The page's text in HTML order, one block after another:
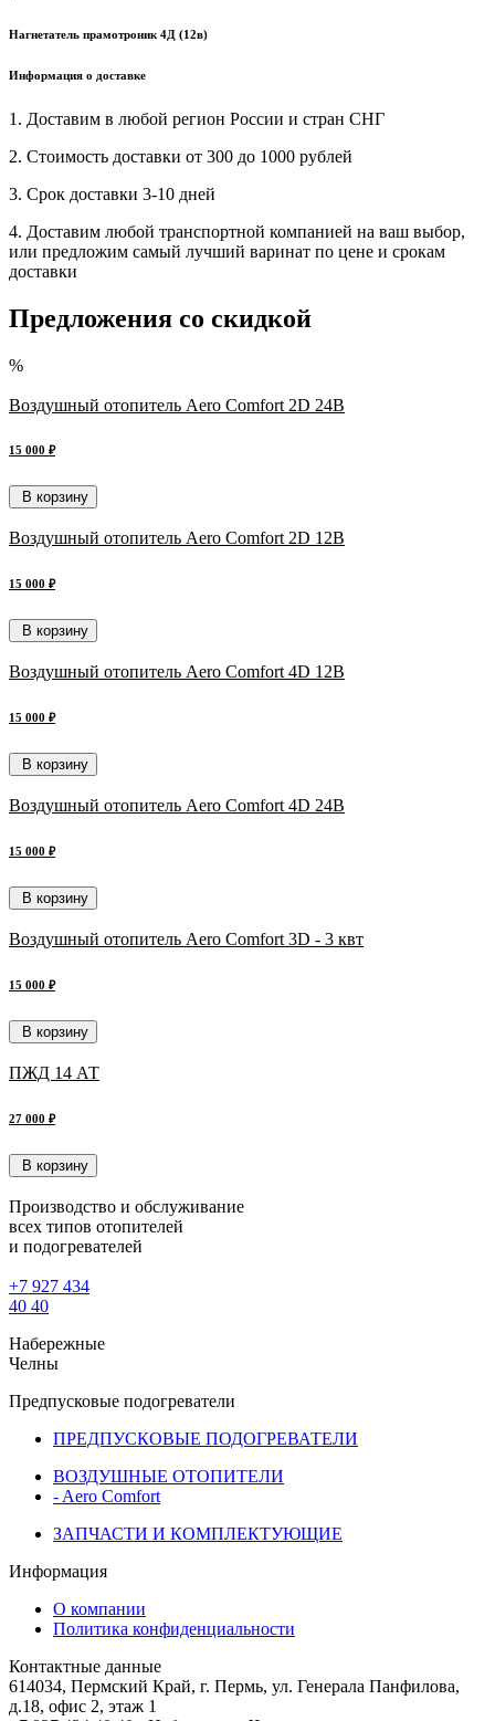
Нагнетатель прамотроник 4Д (12в)
Информация о доставке
1. Доставим в любой регион России и стран СНГ
2. Стоимость доставки от 300 до 1000 рублей
3. Срок доставки 3-10 дней
4. Доставим любой транспортной компанией на ваш выбор,
или предложим самый лучший варинат по цене и срокам
доставки
Предложения со скидкой
%
Воздушный отопитель Aero Comfort 2D 24В
15 000 ₽
В корзину
Воздушный отопитель Aero Comfort 2D 12В
15 000 ₽
В корзину
Воздушный отопитель Aero Comfort 4D 12В
15 000 ₽
В корзину
Воздушный отопитель Aero Comfort 4D 24В
15 000 ₽
В корзину
Воздушный отопитель Aero Comfort 3D - 3 квт
15 000 ₽
В корзину
ПЖД 14 АТ
27 000 ₽
В корзину
Производство и обслуживание
всех типов отопителей
и подогревателей
+7 927 434
40 40
Набережные
Челны
Предпусковые подогреватели
ПРЕДПУСКОВЫЕ ПОДОГРЕВАТЕЛИ
ВОЗДУШНЫЕ ОТОПИТЕЛИ
- Aero Comfort
ЗАПЧАСТИ И КОМПЛЕКТУЮЩИЕ
Информация
О компании
Политика конфиденциальности
Контактные данные
614034, Пермский Край, г. Пермь, ул. Генерала Панфилова,
д.18, офис 2, этаж 1